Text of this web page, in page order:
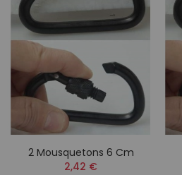
2 Mousquetons 6 Cm
2,42 €